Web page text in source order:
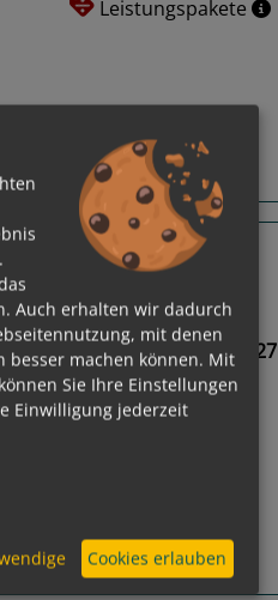
Leistungspakete
Routeninfos
Gewählter Termin:
01.12.2026 - 20.01.2027
Routeninfos
Auch erhalten wir dadurch
mit denen
besser machen können. Mit
Sie Ihre Einstellungen
Einwilligung jederzeit
Cookies erlauben